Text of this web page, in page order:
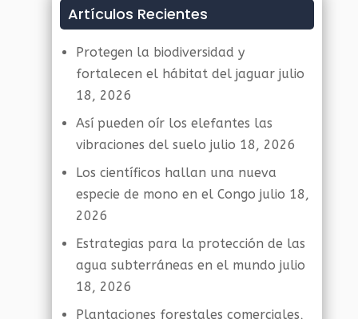
Artículos Recientes
Protegen la biodiversidad y
fortalecen el hábitat del jaguar julio
18, 2026
Así pueden oír los elefantes las
vibraciones del suelo julio 18, 2026
Los científicos hallan una nueva
especie de mono en el Congo julio 18,
2026
Estrategias para la protección de las
agua subterráneas en el mundo julio
18, 2026
Plantaciones forestales comerciales,